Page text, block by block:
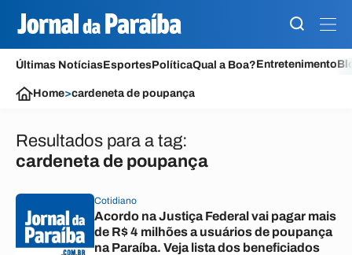
Últimas NotíciasEsportesPolíticaQual a Boa?Entretenimento
Home>cardeneta de poupança
Resultados para a tag:
cardeneta de poupança
Cotidiano
Acordo na Justiça Federal vai pagar mais
de R$ 4 milhões a usuários de poupança
na Paraíba. Veja lista dos beneficiados